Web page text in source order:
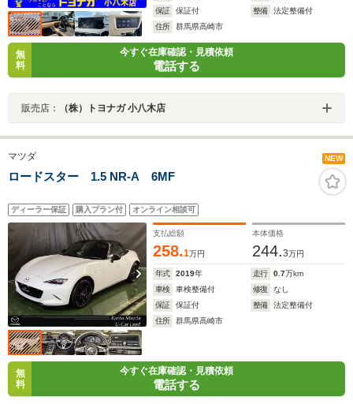
保証
保証付 整備
法定整備付
住所
群馬県高崎市
無
料
今すぐ在庫確認・見積依頼
電話する
販売店： （株）トヨナガ 小八木店
マツダ NEW
ロードスター 1.5 NR-A 6MF
ディーラー保証 購入プラン付 オンライン相談可
支払総額
258.1万円
本体価格
244.3万円
年式 2019年 走行 0.7万km
車検
車検整備付 修復
なし
保証
保証付 整備
法定整備付
住所
群馬県高崎市
無
料
今すぐ在庫確認・見積依頼
電話する